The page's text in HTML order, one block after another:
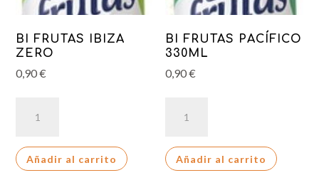
BI FRUTAS IBIZA
ZERO
0,90€
FRUTAS
ZERO
Añadir al carrito
BI FRUTAS PACÍFICO
330ML
0,90€
FRUTAS
330ML
Añadir al carrito